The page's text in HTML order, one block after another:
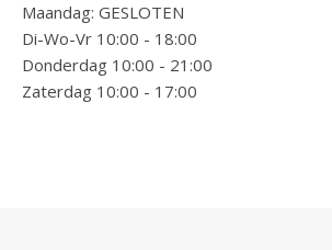
Maandag: GESLOTEN
Di-Wo-Vr 10:00 - 18:00
Donderdag 10:00 - 21:00
Zaterdag 10:00 - 17:00